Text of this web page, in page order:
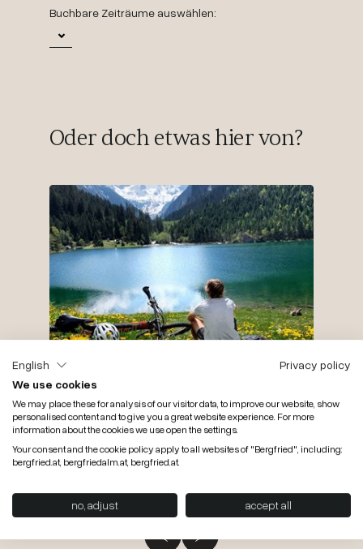
Buchbare Zeiträume auswählen:
Oder doch etwas hier von?
28.08.2026 bis 25.10.2026 7 Nächte
Aktiv- & Verwöhnwochen
pro Pers.
English
Privacy policy
We use cookies
We may place these for analysis of our visitor data, to improve our website, show
personalised content and to give you a great website experience. For more
information about the cookies we use open the settings.
Your consent and the cookie policy apply to all websites of "Bergfried", including:
bergfried.at, bergfriedalm.at, bergfried.at.
no, adjust accept all